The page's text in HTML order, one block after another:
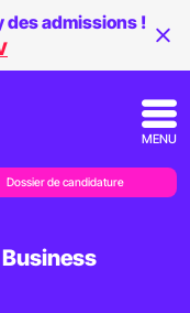
des admissions !
MENU
Dossier de candidature